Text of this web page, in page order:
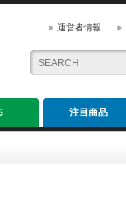
運営者情報
注目商品